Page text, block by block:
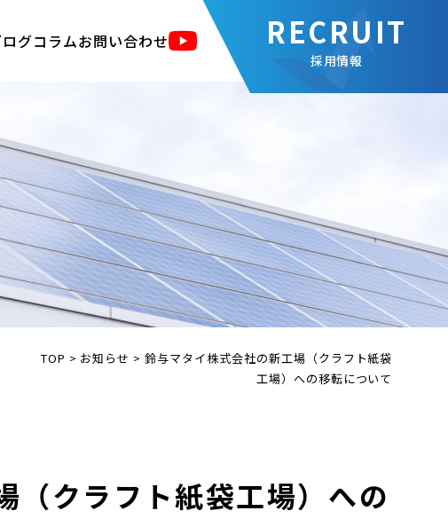
グコラムお問い合わせ
採用情報
TOP > お知らせ >鈴与マタイ株式会社の新工場（クラフト紙袋
工場）への移転について
（クラフト紙袋工場）への